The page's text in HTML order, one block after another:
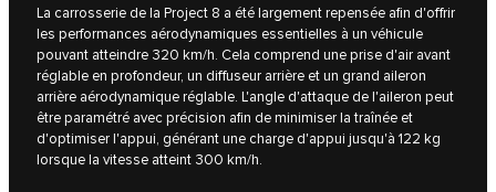
La carrosserie de la Project 8 a été largement repensée afin d'offrir
les performances aérodynamiques essentielles à un véhicule
pouvant atteindre 320 km/h. Cela comprend une prise d'air avant
réglable en profondeur, un diffuseur arrière et un grand aileron
arrière aérodynamique réglable. L'angle d'attaque de l'aileron peut
être paramétré avec précision afin de minimiser la traînée et
d'optimiser l'appui, générant une charge d'appui jusqu'à 122 kg
lorsque la vitesse atteint 300 km/h.